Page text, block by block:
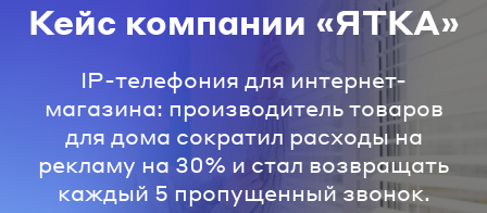
Кейс компании «ЯТКА»
IP-телефония для интернет-
магазина: производитель товаров
для дома сократил расходы на
рекламу на 30% и стал возвращать
каждый 5 пропущенный звонок.